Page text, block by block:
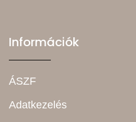
Információk
ÁSZF
Adatkezelés